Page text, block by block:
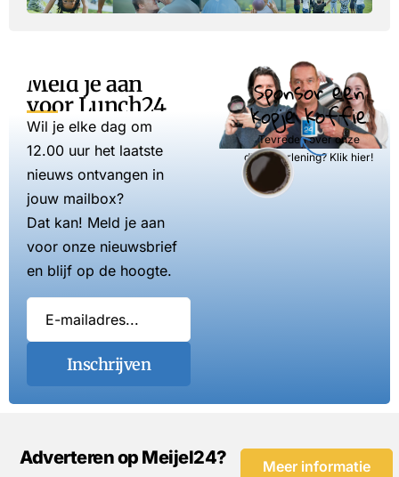
Meld je aan
voor Lunch24
Wil je elke dag om
12.00 uur het laatste
nieuws ontvangen in
jouw mailbox?
Dat kan! Meld je aan
voor onze nieuwsbrief
en blijf op de hoogte.
Inschrijven
Sponsor een
kopje koffie
Tevreden over onze
dienstverlening? Klik hier!
Adverteren op Meijel24? Meer informatie